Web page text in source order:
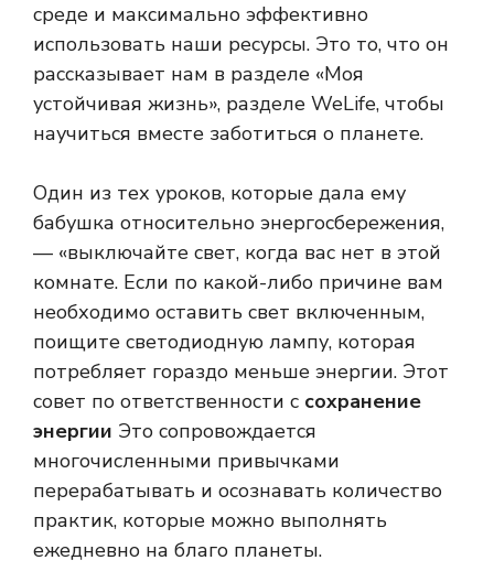
среде и максимально эффективно
использовать наши ресурсы. Это то, что он
рассказывает нам в разделе «Моя
устойчивая жизнь», разделе WeLife, чтобы
научиться вместе заботиться о планете.
Один из тех уроков, которые дала ему
бабушка относительно энергосбережения,
— «выключайте свет, когда вас нет в этой
комнате. Если по какой-либо причине вам
необходимо оставить свет включенным,
поищите светодиодную лампу, которая
потребляет гораздо меньше энергии. Этот
совет по ответственности с сохранение
энергии Это сопровождается
многочисленными привычками
перерабатывать и осознавать количество
практик, которые можно выполнять
ежедневно на благо планеты.